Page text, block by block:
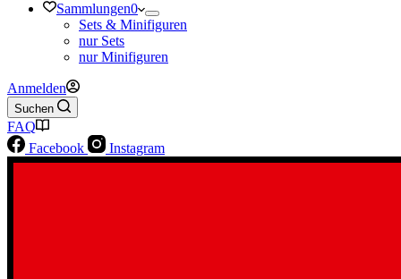
Sammlungen0
Sets & Minifiguren
nur Sets
nur Minifiguren
Anmelden
Suchen
FAQ
Facebook
Instagram